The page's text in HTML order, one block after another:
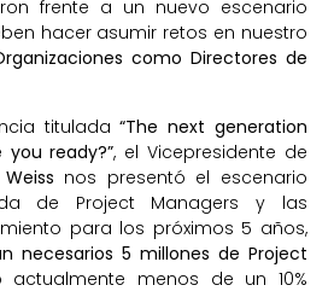
frente a un nuevo escenario
hacer asumir retos en nuestro
como Directores de
titulada“The next generation
you ready?”, el Vicepresidente de
nos presentó el escenario
de Project Managers y las
para los próximos 5 años,
necesarios 5 millones de Project
actualmente menos de un 10%